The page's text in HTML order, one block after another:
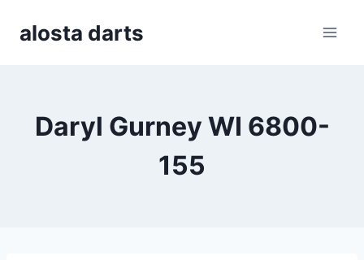
alosta darts
Daryl Gurney WI 6800-
155